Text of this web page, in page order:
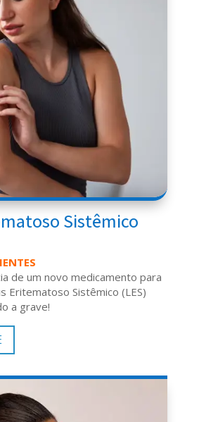
Sistêmico
de um novo medicamento para
Eritematoso Sistêmico (LES)
a grave!